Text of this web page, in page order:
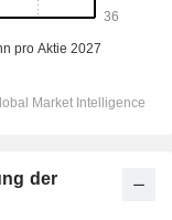
der